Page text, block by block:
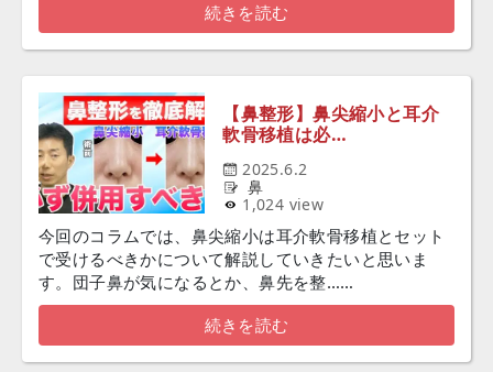
続きを読む
【鼻整形】鼻尖縮小と耳介
軟骨移植は必…
2025.6.2
鼻
1,024 view
今回のコラムでは、鼻尖縮小は耳介軟骨移植とセット
で受けるべきかについて解説していきたいと思いま
す。団子鼻が気になるとか、鼻先を整……
続きを読む